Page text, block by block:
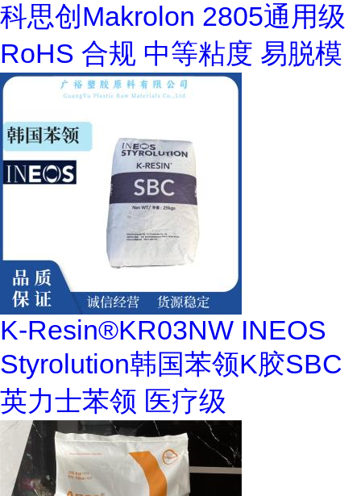
科思创Makrolon 2805通用级
RoHS 合规 中等粘度 易脱模
K-Resin®KR03NW INEOS
Styrolution韩国苯领K胶SBC
英力士苯领 医疗级